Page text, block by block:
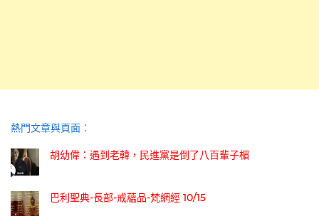
熱門文章與頁面︰
胡幼偉：遇到老韓，民進黨是倒了八百輩子楣
巴利聖典-長部-戒蘊品-梵網經 10/15